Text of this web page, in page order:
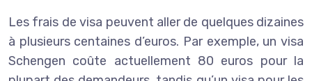
Les frais de visa peuvent aller de quelques dizaines
à plusieurs centaines d’euros. Par exemple, un visa
Schengen coûte actuellement 80 euros pour la